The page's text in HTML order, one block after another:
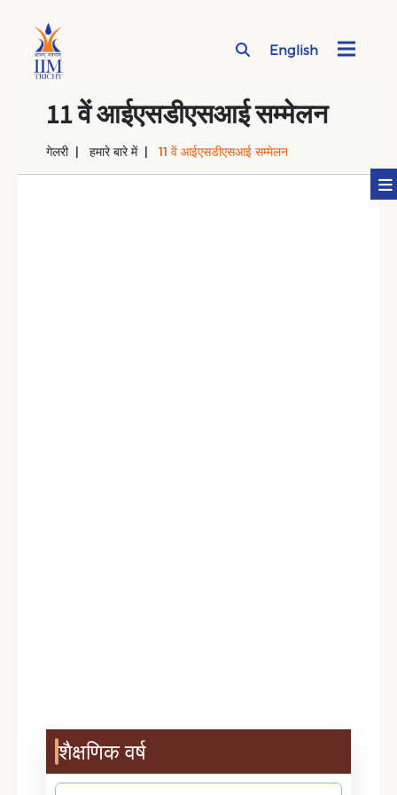
English
Page Top Menu
11 वें आईएसडीएसआई सम्मेलन
गेलरी हमारे बारे में 11 वें आईएसडीएसआई सम्मेलन
शैक्षणिक वर्ष